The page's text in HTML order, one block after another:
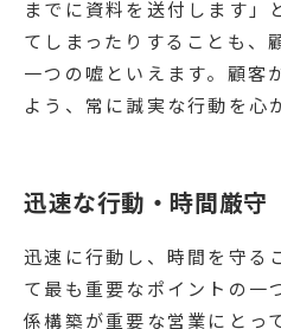
までに資料を送付します」
てしまったりすることも、
一つの嘘といえます。顧客
よう、常に誠実な行動を心
迅速な行動・時間厳守
迅速に行動し、時間を守る
て最も重要なポイントの一
係構築が重要な営業にとっ